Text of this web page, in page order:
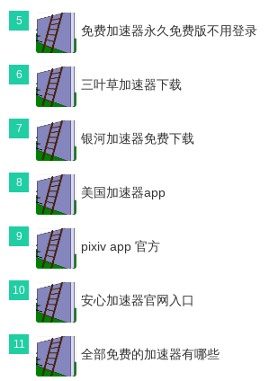
5
免费加速器永久免费版不用登录
6
三叶草加速器下载
7
银河加速器免费下载
8
美国加速器app
9
pixiv app 官方
10
安心加速器官网入口
11
全部免费的加速器有哪些